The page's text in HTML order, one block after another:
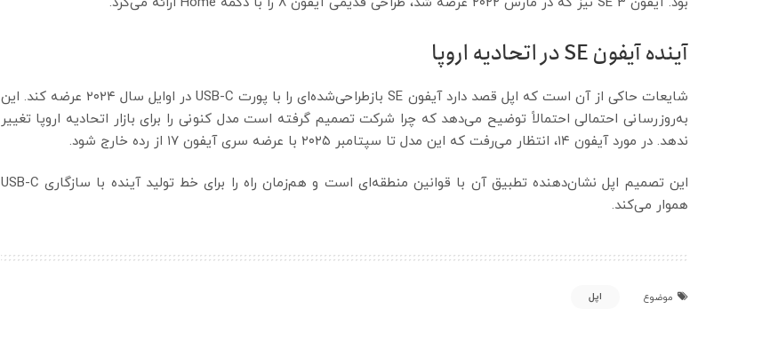
آینده آیفون SE در اتحادیه اروپا
شایعات حاکی از آن است که اپل قصد دارد آیفون SE بازطراحی‌شده‌ای را با پورت USB-C در اوایل سال ۲۰۲۴ عرضه کند. این
به‌روزرسانی احتمالی احتمالاً توضیح می‌دهد که چرا شرکت تصمیم گرفته است مدل کنونی را برای بازار اتحادیه اروپا تغییر
ندهد. در مورد آیفون ۱۴، انتظار می‌رفت که این مدل تا سپتامبر ۲۰۲۵ با عرضه سری آیفون ۱۷ از رده خارج شود.
این تصمیم اپل نشان‌دهنده تطبیق آن با قوانین منطقه‌ای است و هم‌زمان راه را برای خط تولید آینده با سازگاری USB-C
هموار می‌کند.
موضوع اپل